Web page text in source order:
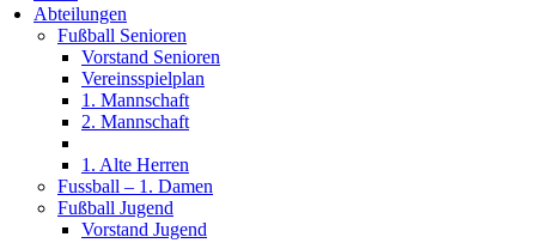
Abteilungen
Fußball Senioren
Vorstand Senioren
Vereinsspielplan
1. Mannschaft
2. Mannschaft
1. Alte Herren
Fussball – 1. Damen
Fußball Jugend
Vorstand Jugend